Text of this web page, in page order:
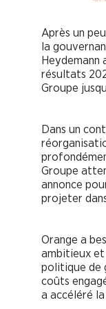
Après un
la
Heydemann
résultats
Groupe
Dans un
Groupe
annonce
projeter
Orange a
ambitieux et
politique de
coûts
a accéléré